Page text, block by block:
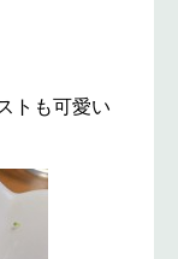
トも可愛い